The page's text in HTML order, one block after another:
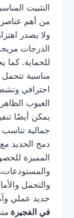
التثبيت
من أهم عناصر
ولا يصدر
الدرجات
للحماية. كما
مناسبة تتحمل
احترافي
العيوب
يمكن أيضًا
جمالية تناسب
دمج الحديد
المميزة
والتحمل
حديد عملي
في الفجيرة